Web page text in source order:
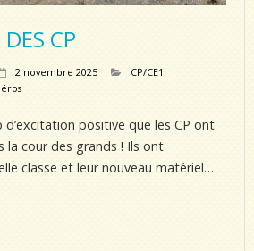
CP
2 novembre 2025
CP/CE1
d’excitation positive que les CP ont
la cour des grands ! Ils ont
classe et leur nouveau matériel…